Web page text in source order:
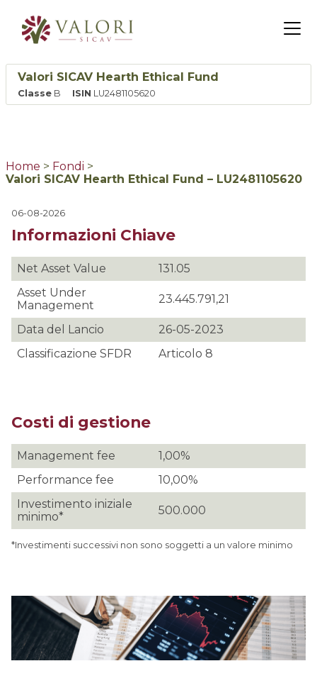
Valori SICAV Hearth Ethical Fund
Classe B ISIN LU2481105620
Home > Fondi >
Valori SICAV Hearth Ethical Fund – LU2481105620
06-08-2026
Informazioni Chiave
Net Asset Value
131.05
Asset Under
Management
23.445.791,21
Data del Lancio
26-05-2023
Classificazione SFDR
Articolo 8
Costi di gestione
Management fee
1,00%
Performance fee
10,00%
Investimento iniziale
minimo*
500.000
*Investimenti successivi non sono soggetti a un valore minimo